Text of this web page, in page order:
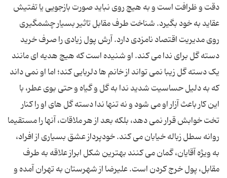
دقت و ظرافت است و به هیچ روی نباید صورت بازجویی یا تفتیش
عقاید به خود بگیرد. شناخت طرف مقابل تاثیر بسیار چشمگیری
روی مدیریت اقتصاد نامزدی دارد. آرش پول زیادی را صرف خرید
دسته گل برای ندا می کند. او شنیده است که هیچ هدیه ای مانند
یک دسته گل زیبا نمی تواند از خانم ها دلربایی کند؛ اما او نمی داند
که به دلیل حساسیت شدید ندا به گل و گیاه و حتی بوی عطر، با
این کار باعث آزار او می شود و نه تنها ندا دسته گل های او را کنار
تخت خوابش قرار نمی دهد، بلکه بعد از هر ملاقات، آنها را مستقیما
روانه سطل زباله خیابان می کند. خودپرداز عشق بسیاری از افراد،
به ویژه آقایان، گمان می کنند بهترین شکل ابراز علاقه به طرف
مقابل، پول خرج کردن است. علیرضا از شهرستان به تهران آمده و